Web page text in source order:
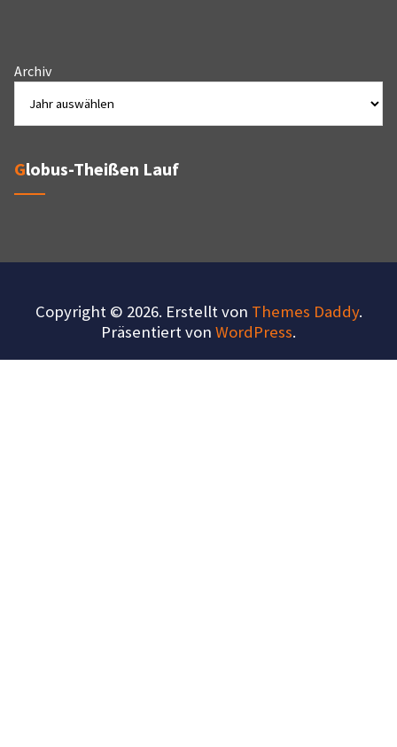
Archiv
Globus-Theißen Lauf
Copyright © 2026. Erstellt von Themes Daddy.
Präsentiert von WordPress.